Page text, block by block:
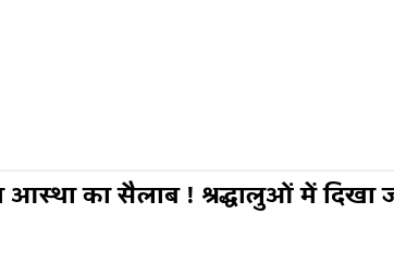
आस्था का सैलाब ! श्रद्धालुओं में दिखा